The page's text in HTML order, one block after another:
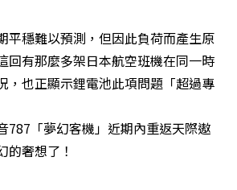
平穩難以預測，但因此負荷而產生原
回有那麼多架日本航空班機在同一時
，也正顯示鋰電池此項問題「超過專
787「夢幻客機」近期內重返天際遨
的奢想了！